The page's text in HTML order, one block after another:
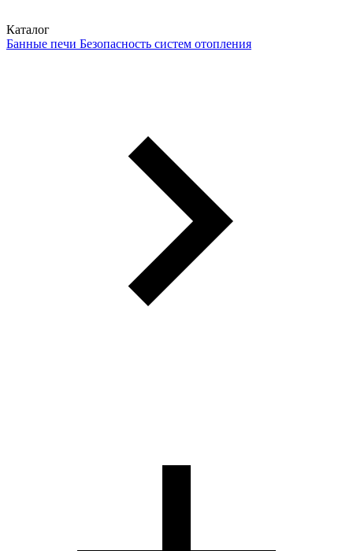
Каталог
Банные печи Безопасность систем отопления